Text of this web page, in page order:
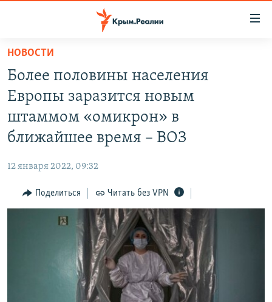
Вернуться
основному
содержанию
Вернутся
главной
Вернутся
поиску
КАРТА ВОЕННЫХ ОБЪЕКТОВ КРЫМА
ВОДА
ИСТОРИЯ
ИНТЕРАКТИВ
ИНФОГРАФИКА
ТЕЛЕПРОЕКТ КРЫМ.РЕАЛИИ
СОВЕТЫ ПРАВОЗАЩИТНИКОВ
ПРОПАВШИЕ БЕЗ ВЕСТИ
ПОБЕДИТЕЛЕЙ НЕ СУДЯТ?
РАДІО СВОБОДА
КАК ОБОЙТИ БЛОКИРОВКУ
Українською
ПРИСОЕДИНЯЙТЕСЬ!
НОВОСТИ
Более половины населения
Европы заразится новым
штаммом «омикрон» в
ближайшее время – ВОЗ
12 января 2022, 09:32
Поделиться Читать без VPN